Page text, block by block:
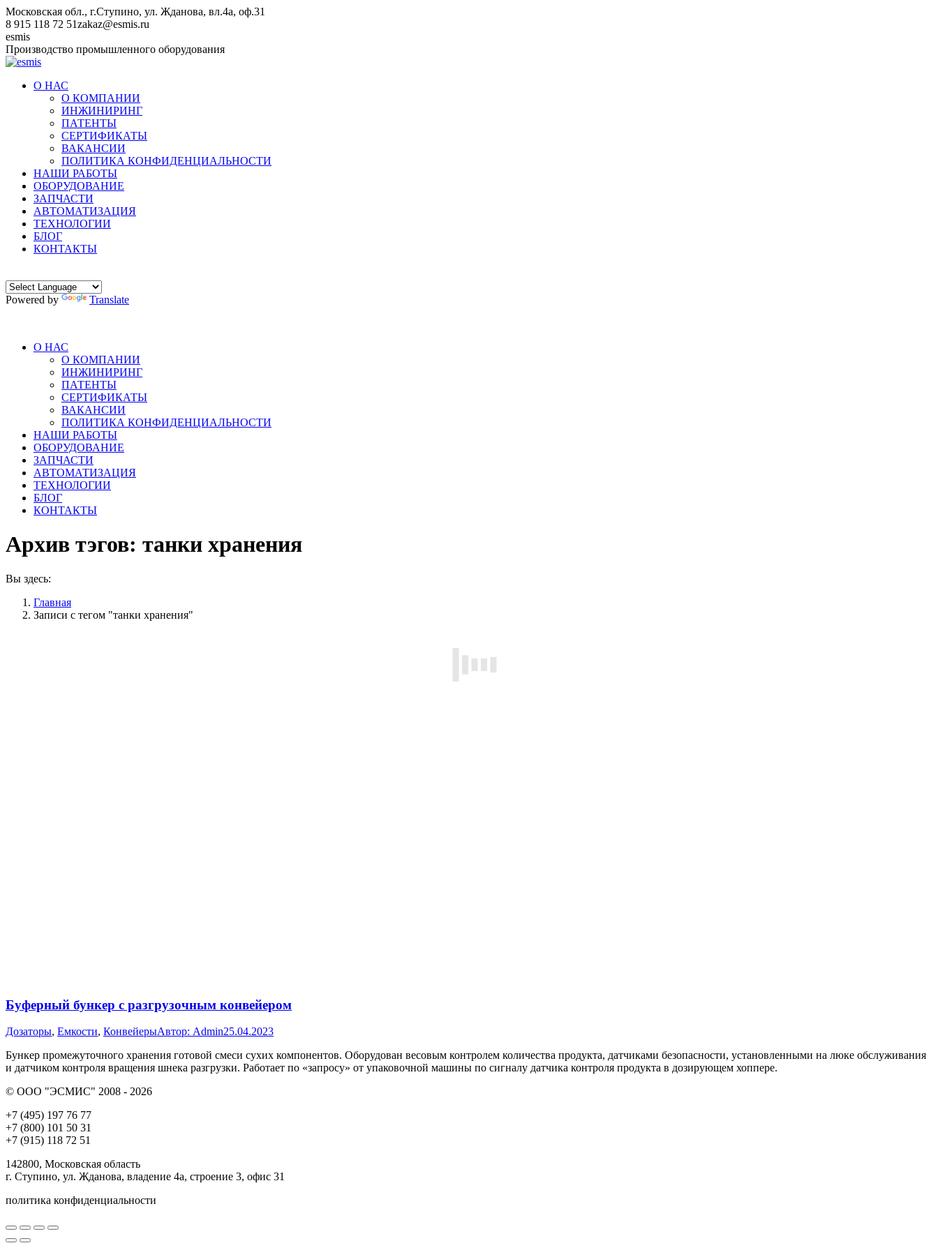
Перейти
к
содержанию
Московская обл., г.Ступино, ул. Жданова, вл.4а, оф.31
8 915 118 72 51zakaz@esmis.ru
Вконтакте
esmis
Производство промышленного оборудования
О НАС
О КОМПАНИИ
ИНЖИНИРИНГ
ПАТЕНТЫ
СЕРТИФИКАТЫ
ВАКАНСИИ
ПОЛИТИКА КОНФИДЕНЦИАЛЬНОСТИ
НАШИ РАБОТЫ
ОБОРУДОВАНИЕ
ЗАПЧАСТИ
АВТОМАТИЗАЦИЯ
ТЕХНОЛОГИИ
БЛОГ
КОНТАКТЫ
Powered by Translate
О НАС
О КОМПАНИИ
ИНЖИНИРИНГ
ПАТЕНТЫ
СЕРТИФИКАТЫ
ВАКАНСИИ
ПОЛИТИКА КОНФИДЕНЦИАЛЬНОСТИ
НАШИ РАБОТЫ
ОБОРУДОВАНИЕ
ЗАПЧАСТИ
АВТОМАТИЗАЦИЯ
ТЕХНОЛОГИИ
БЛОГ
КОНТАКТЫ
Архив тэгов: танки хранения
Вы здесь:
Главная
Записи с тегом "танки хранения"
Буферный бункер с разгрузочным конвейером
Дозаторы, Емкости, КонвейерыАвтор: Admin25.04.2023
Бункер промежуточного хранения готовой смеси сухих компонентов. Оборудован весовым контролем количества продукта, датчиками безопасности, установленными на люке обслуживания
и датчиком контроля вращения шнека разгрузки. Работает по «запросу» от упаковочной машины по сигналу датчика контроля продукта в дозирующем хоппере.
© ООО "ЭСМИС" 2008 - 2026
+7 (495) 197 76 77
+7 (800) 101 50 31
+7 (915) 118 72 51
142800, Московская область
г. Ступино, ул. Жданова, владение 4а, строение 3, офис 31
политика конфиденциальности
Вверх